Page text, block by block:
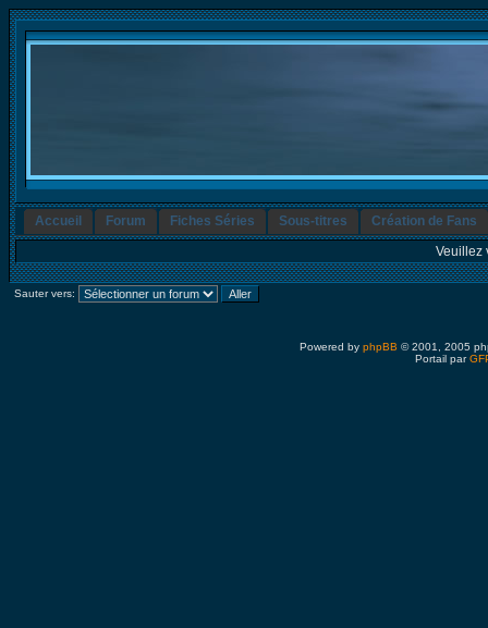
Accueil Forum Fiches Séries Sous-titres
Création de Fans
Veuillez
Sauter vers:
Powered by phpBB © 2001, 2005
Portail par